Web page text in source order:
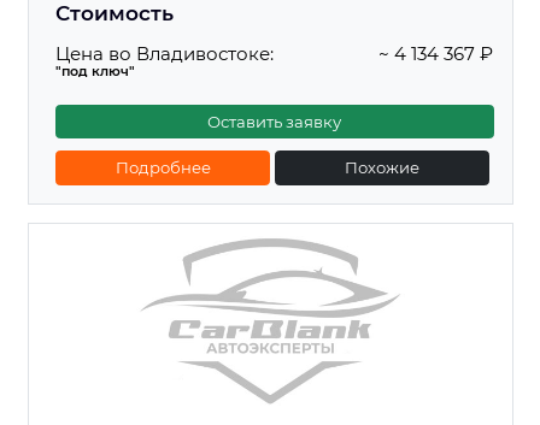
Стоимость
Цена во Владивостоке:
"под ключ"
~ 4 134 367 ₽
Оставить заявку
Подробнее Похожие